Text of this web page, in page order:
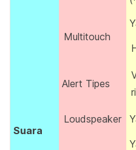
Multitouch
Suara
Alert Tipes
Loudspeaker